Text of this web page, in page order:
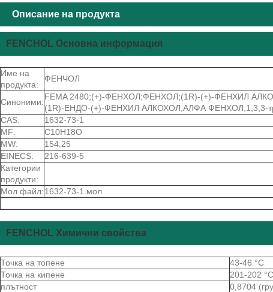
Описание на продукта
FENCHOL Основна информация
Име на
продукта:
ФЕНЧОЛ
Синоними:
FEMA 2480;(+)-ФЕНХОЛ;ФЕНХОЛ;(1R)-(+)-ФЕНХИЛ
(1R)-ЕНДО-(+)-ФЕНХИЛ АЛКОХОЛ;АЛФА ФЕНХОЛ;1,3,3-
CAS:
1632-73-1
MF:
C10H18O
MW:
154.25
EINECS:
216-639-5
Категории
продукти:
Мол файл:1632-73-1.мол
FENCHOL Химични свойства
Точка на топене
43-46 °C
Точка на кипене
201-202
плътност
0,8704